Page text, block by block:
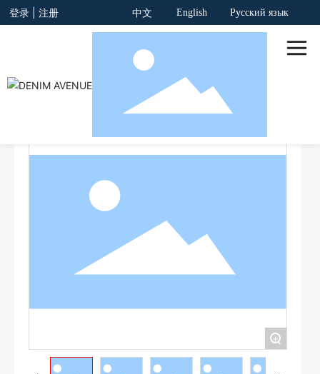
登录 |注册 中文 English Русский язык
全部分类
+